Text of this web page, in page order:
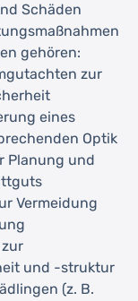
Schäden
gehören:
zur
eines
Optik
Planung und
Vermeidung
und -struktur
(z. B.